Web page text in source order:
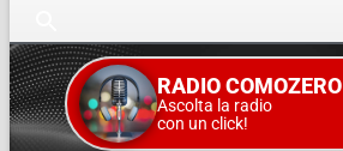
RADIO COMOZERO
Ascolta la radio
con un click!